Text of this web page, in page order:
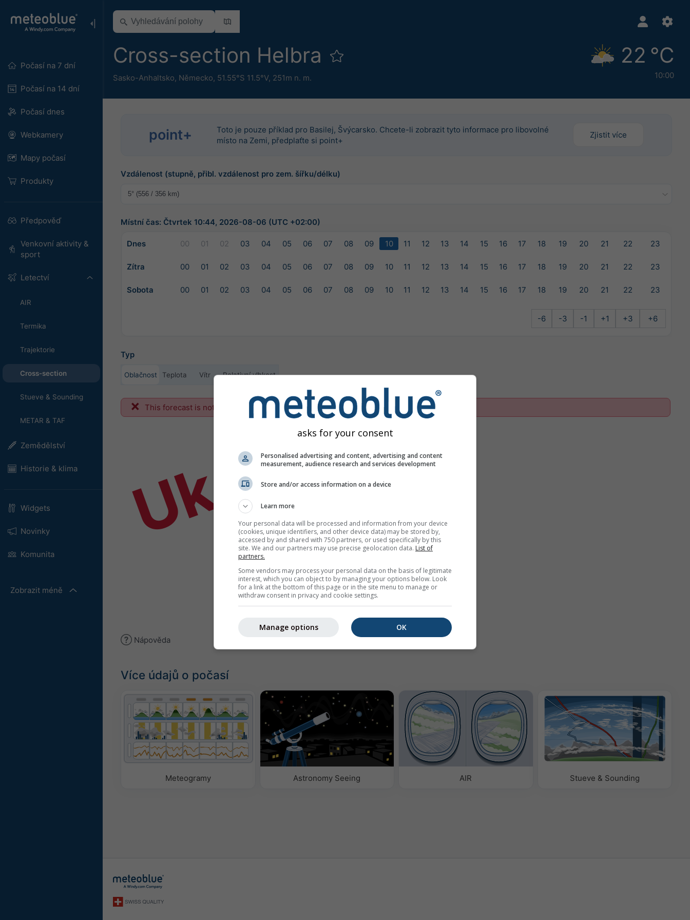
Počasí na 7 dní
Počasí na 14 dní
Počasí dnes
Webkamery
Mapy počasí
Produkty
Předpověď
Venkovní aktivity &
sport
Letectví
AIR
Termika
Trajektorie
Cross-section
Stueve & Sounding
METAR & TAF
Zemědělství
Historie & klima
Widgets
Novinky
Komunita
Zobrazit méně
Cross-section Helbra
Sasko-Anhaltsko, Německo, 51.55°S 11.5°V, 251m n. m.
22 °C
10:00
point+
Toto je pouze příklad pro Basilej, Švýcarsko. Chcete-li zobrazit tyto informace pro libovolné
místo na Zemi, předplaťte si point+
Zjistit více
Vzdálenost (stupně, přibl. vzdálenost pro zem. šířku/délku)
Místní čas: Čtvrtek 10:44, 2026-08-06 (UTC +02:00)
Dnes 00 01 02 03 04 05 06 07 08 09 10 11 12 13 14 15 16 17 18 19 20 21 22 23
Zítra 00 01 02 03 04 05 06 07 08 09 10 11 12 13 14 15 16 17 18 19 20 21 22 23
Sobota 00 01 02 03 04 05 06 07 08 09 10 11 12 13 14 15 16 17 18 19 20 21 22 23
-6 -3 -1 +1 +3 +6
Typ
Oblačnost Teplota Vítr Relativní vlhkost
This forecast is not available for the selected location
Ukázka
Nápověda
Více údajů o počasí
Meteogramy Astronomy Seeing AIR Stueve & Sounding
asks for your consent
Personalised advertising and content, advertising and content
measurement, audience research and services development
Store and/or access information on a device
Learn more
Your personal data will be processed and information from your device
(cookies, unique identifiers, and other device data) may be stored by,
accessed by and shared with 750 partners, or used specifically by this
site. We and our partners may use precise geolocation data. List of
partners.
Some vendors may process your personal data on the basis of legitimate
interest, which you can object to by managing your options below. Look
for a link at the bottom of this page or in the site menu to manage or
withdraw consent in privacy and cookie settings.
OK
Manage options